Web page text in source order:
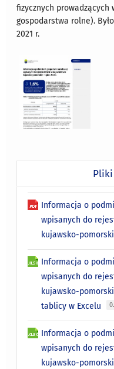
fizycznych prowadzących
gospodarstwa rolne).
2021 r.
Informacja o
wpisanych do
kujawsko-
Informacja o
wpisanych do
kujawsko-
tablicy w Excelu
Informacja o
wpisanych do
kujawsko-